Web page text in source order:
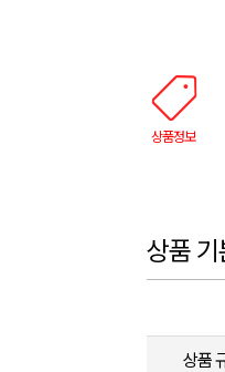
상품정보
상품
상품